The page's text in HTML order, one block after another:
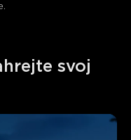
svoj